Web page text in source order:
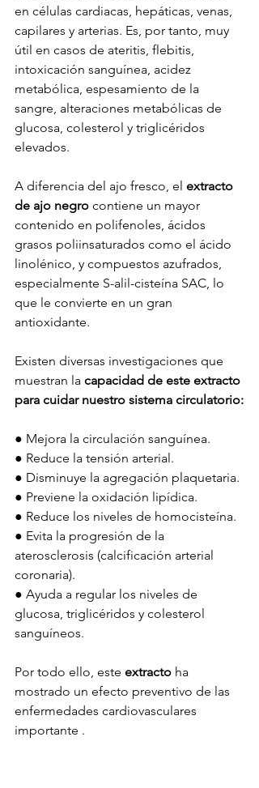
en células cardiacas, hepáticas, venas,
capilares y arterias. Es, por tanto, muy
útil en casos de ateritis, flebitis,
intoxicación sanguínea, acidez
metabólica, espesamiento de la
sangre, alteraciones metabólicas de
glucosa, colesterol y triglicéridos
elevados.
A diferencia del ajo fresco, el extracto
de ajo negro contiene un mayor
contenido en polifenoles, ácidos
grasos poliinsaturados como el ácido
linolénico, y compuestos azufrados,
especialmente S-alil-cisteína SAC, lo
que le convierte en un gran
antioxidante.
Existen diversas investigaciones que
muestran la capacidad de este extracto
para cuidar nuestro sistema circulatorio:
● Mejora la circulación sanguínea.
● Reduce la tensión arterial.
● Disminuye la agregación plaquetaria.
● Previene la oxidación lipídica.
● Reduce los niveles de homocisteína.
● Evita la progresión de la
aterosclerosis (calcificación arterial
coronaria).
● Ayuda a regular los niveles de
glucosa, triglicéridos y colesterol
sanguíneos.
Por todo ello, este extracto ha
mostrado un efecto preventivo de las
enfermedades cardiovasculares
importante .